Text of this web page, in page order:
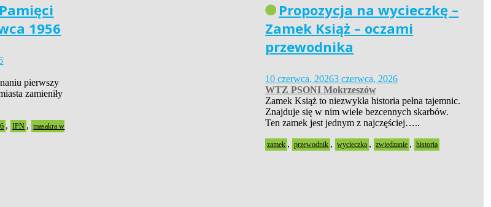
1956
pierwszy
zamieniły
, IPN ,
masakra w
Propozycja na wycieczkę –
Zamek Książ – oczami
przewodnika
10 czerwca, 20263 czerwca, 2026
WTZ PSONI Mokrzeszów
Zamek Książ to niezwykła historia pełna tajemnic.
Znajduje się w nim wiele bezcennych skarbów.
Ten zamek jest jednym z najczęściej…..
zamek , przewodnik , wycieczka , zwiedzanie , historia